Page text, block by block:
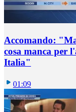
Accomando:
cosa manca per
Italia"
01:09